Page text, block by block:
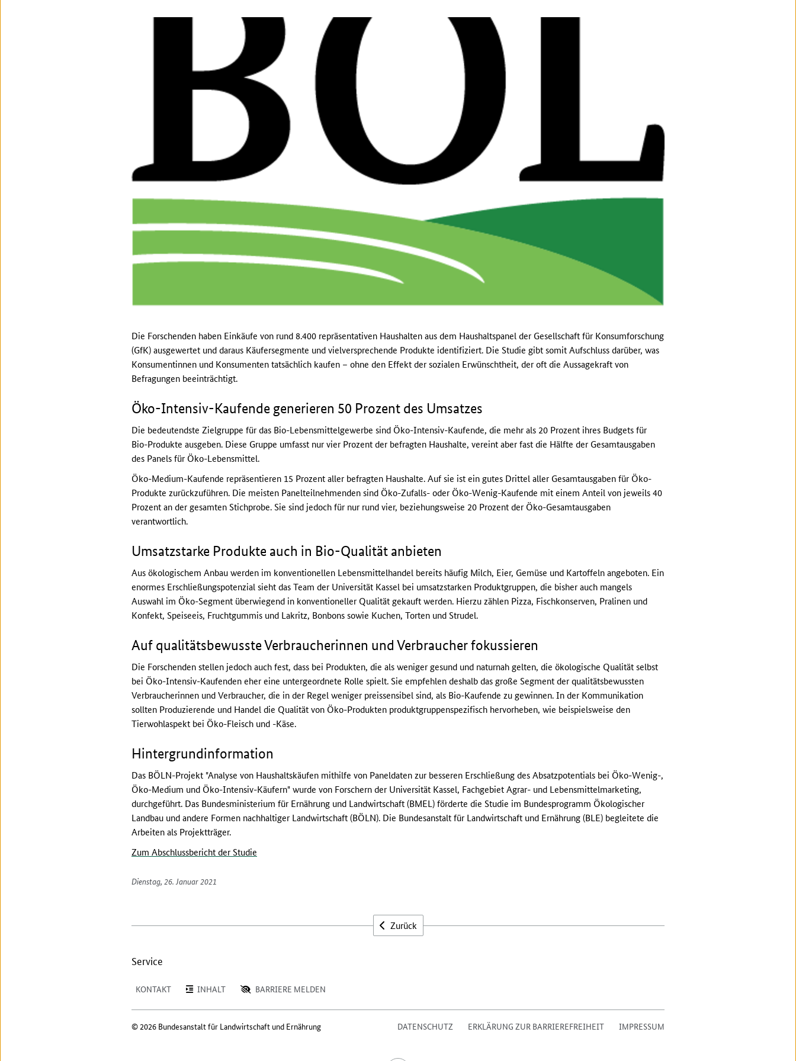
Die Forschenden haben Einkäufe von rund 8.400 repräsentativen Haushalten aus dem Haushaltspanel der Gesellschaft für Konsumforschung
(GfK) ausgewertet und daraus Käufersegmente und vielversprechende Produkte identifiziert. Die Studie gibt somit Aufschluss darüber, was
Konsumentinnen und Konsumenten tatsächlich kaufen – ohne den Effekt der sozialen Erwünschtheit, der oft die Aussagekraft von
Befragungen beeinträchtigt.
Öko-Intensiv-Kaufende generieren 50 Prozent des Umsatzes
Die bedeutendste Zielgruppe für das Bio-Lebensmittelgewerbe sind Öko-Intensiv-Kaufende, die mehr als 20 Prozent ihres Budgets für
Bio-Produkte ausgeben. Diese Gruppe umfasst nur vier Prozent der befragten Haushalte, vereint aber fast die Hälfte der Gesamtausgaben
des Panels für Öko-Lebensmittel.
Öko-Medium-Kaufende repräsentieren 15 Prozent aller befragten Haushalte. Auf sie ist ein gutes Drittel aller Gesamtausgaben für Öko-
Produkte zurückzuführen. Die meisten Panelteilnehmenden sind Öko-Zufalls- oder Öko-Wenig-Kaufende mit einem Anteil von jeweils 40
Prozent an der gesamten Stichprobe. Sie sind jedoch für nur rund vier, beziehungsweise 20 Prozent der Öko-Gesamtausgaben
verantwortlich.
Umsatzstarke Produkte auch in Bio-Qualität anbieten
Aus ökologischem Anbau werden im konventionellen Lebensmittelhandel bereits häufig Milch, Eier, Gemüse und Kartoffeln angeboten. Ein
enormes Erschließungspotenzial sieht das Team der Universität Kassel bei umsatzstarken Produktgruppen, die bisher auch mangels
Auswahl im Öko-Segment überwiegend in konventioneller Qualität gekauft werden. Hierzu zählen Pizza, Fischkonserven, Pralinen und
Konfekt, Speiseeis, Fruchtgummis und Lakritz, Bonbons sowie Kuchen, Torten und Strudel.
Auf qualitätsbewusste Verbraucherinnen und Verbraucher fokussieren
Die Forschenden stellen jedoch auch fest, dass bei Produkten, die als weniger gesund und naturnah gelten, die ökologische Qualität selbst
bei Öko-Intensiv-Kaufenden eher eine untergeordnete Rolle spielt. Sie empfehlen deshalb das große Segment der qualitätsbewussten
Verbraucherinnen und Verbraucher, die in der Regel weniger preissensibel sind, als Bio-Kaufende zu gewinnen. In der Kommunikation
sollten Produzierende und Handel die Qualität von Öko-Produkten produktgruppenspezifisch hervorheben, wie beispielsweise den
Tierwohlaspekt bei Öko-Fleisch und -Käse.
Hintergrundinformation
Das BÖLN-Projekt "Analyse von Haushaltskäufen mithilfe von Paneldaten zur besseren Erschließung des Absatzpotentials bei Öko-Wenig-,
Öko-Medium und Öko-Intensiv-Käufern" wurde von Forschern der Universität Kassel, Fachgebiet Agrar- und Lebensmittelmarketing,
durchgeführt. Das Bundesministerium für Ernährung und Landwirtschaft (BMEL) förderte die Studie im Bundesprogramm Ökologischer
Landbau und andere Formen nachhaltiger Landwirtschaft (BÖLN). Die Bundesanstalt für Landwirtschaft und Ernährung (BLE) begleitete die
Arbeiten als Projektträger.
Zum Abschlussbericht der Studie
Dienstag, 26. Januar 2021
Zurück
Service
KONTAKT INHALT BARRIERE MELDEN
DATENSCHUTZ ERKLÄRUNG ZUR BARRIEREFREIHEIT IMPRESSUM
© 2026 Bundesanstalt für Landwirtschaft und Ernährung